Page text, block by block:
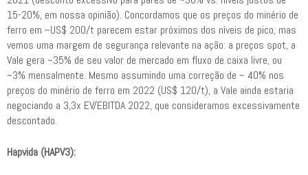
15-20%, em nossa opinião). Concordamos que os preços do minério de
ferro em ~US$ 200/t parecem estar próximos dos níveis de pico, mas
vemos uma margem de segurança relevante na ação: a preços spot, a
Vale gera ~35% de seu valor de mercado em fluxo de caixa livre, ou
~3% mensalmente. Mesmo assumindo uma correção de ~ 40% nos
preços do minério de ferro em 2022 (US$ 120/t), a Vale ainda estaria
negociando a 3,3x EV/EBITDA 2022, que consideramos excessivamente
descontado.
Hapvida (HAPV3):